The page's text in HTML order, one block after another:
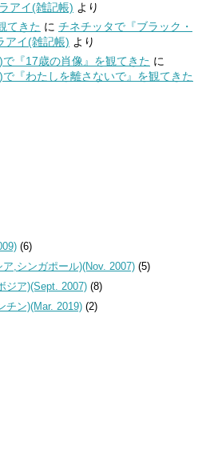
アイ(雑記帳) より
てきた に チネチッタで『ブラック・
アイ(雑記帳) より
『17歳の肖像』を観てきた に
『わたしを離さないで』を観てきた
(6)
,シンガポール)(Nov. 2007)(5)
ジア)(Sept. 2007)(8)
チン)(Mar. 2019)(2)